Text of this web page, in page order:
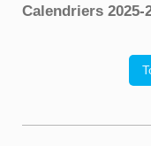
Calendriers 2025-